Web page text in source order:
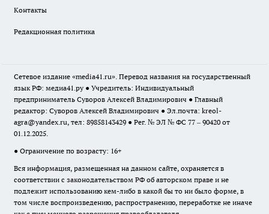
Контакты
Редакционная политика
Сетевое издание «media41.ru». Перевод названия на государственный
язык РФ: медиа41.ру ● Учредитель: Индивидуальный
предприниматель Суворов Алексей Владимирович ● Главный
редактор: Суворов Алексей Владимирович ● Эл.почта: kreol-
agra@yandex.ru, тел: 89858143429 ● Рег. № ЭЛ № ФС 77 – 90420 от
01.12.2025.
● Ограничение по возрасту: 16+
Вся информация, размещенная на данном сайте, охраняется в
соответствии с законодательством РФ об авторском праве и не
подлежит использованию кем-либо в какой бы то ни было форме, в
том числе воспроизведению, распространению, переработке не иначе